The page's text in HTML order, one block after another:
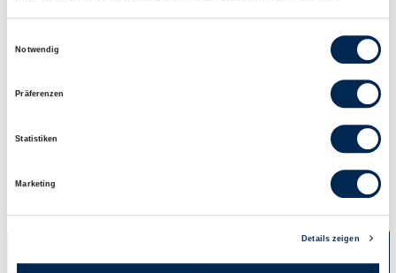
Notwendig
Präferenzen
Statistiken
Marketing
Details zeigen
Zucker (g)
2,2
Fett (g)
Einfach
ungesättigte Fette
1,1